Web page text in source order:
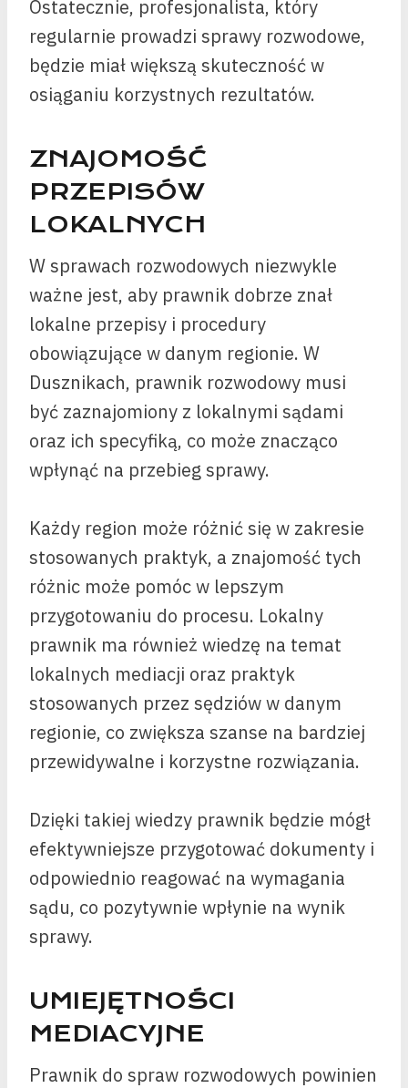
Ostatecznie, profesjonalista, który
regularnie prowadzi sprawy rozwodowe,
będzie miał większą skuteczność w
osiąganiu korzystnych rezultatów.
ZNAJOMOŚĆ
PRZEPISÓW
LOKALNYCH
W sprawach rozwodowych niezwykle
ważne jest, aby prawnik dobrze znał
lokalne przepisy i procedury
obowiązujące w danym regionie. W
Dusznikach, prawnik rozwodowy musi
być zaznajomiony z lokalnymi sądami
oraz ich specyfiką, co może znacząco
wpłynąć na przebieg sprawy.
Każdy region może różnić się w zakresie
stosowanych praktyk, a znajomość tych
różnic może pomóc w lepszym
przygotowaniu do procesu. Lokalny
prawnik ma również wiedzę na temat
lokalnych mediacji oraz praktyk
stosowanych przez sędziów w danym
regionie, co zwiększa szanse na bardziej
przewidywalne i korzystne rozwiązania.
Dzięki takiej wiedzy prawnik będzie mógł
efektywniejsze przygotować dokumenty i
odpowiednio reagować na wymagania
sądu, co pozytywnie wpłynie na wynik
sprawy.
UMIEJĘTNOŚCI
MEDIACYJNE
Prawnik do spraw rozwodowych powinien